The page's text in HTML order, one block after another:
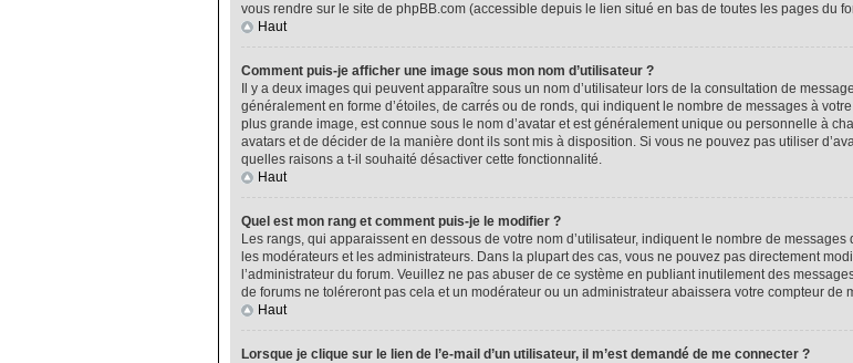
vous rendre sur le site de phpBB.com (accessible depuis le lien situé en bas de toutes les pages du
Haut
Comment puis-je afficher une image sous mon nom d’utilisateur ?
Il y a deux images qui peuvent apparaître sous un nom d’utilisateur lors de la consultation de
généralement en forme d’étoiles, de carrés ou de ronds, qui indiquent le nombre de messages à
plus grande image, est connue sous le nom d’avatar et est généralement unique ou personnelle à
avatars et de décider de la manière dont ils sont mis à disposition. Si vous ne pouvez pas utiliser
quelles raisons a t-il souhaité désactiver cette fonctionnalité.
Haut
Quel est mon rang et comment puis-je le modifier ?
Les rangs, qui apparaissent en dessous de votre nom d’utilisateur, indiquent le nombre de
les modérateurs et les administrateurs. Dans la plupart des cas, vous ne pouvez pas directement
l’administrateur du forum. Veuillez ne pas abuser de ce système en publiant inutilement des
de forums ne toléreront pas cela et un modérateur ou un administrateur abaissera votre compteur de
Haut
Lorsque je clique sur le lien de l’e-mail d’un utilisateur, il m’est demandé de me connecter ?